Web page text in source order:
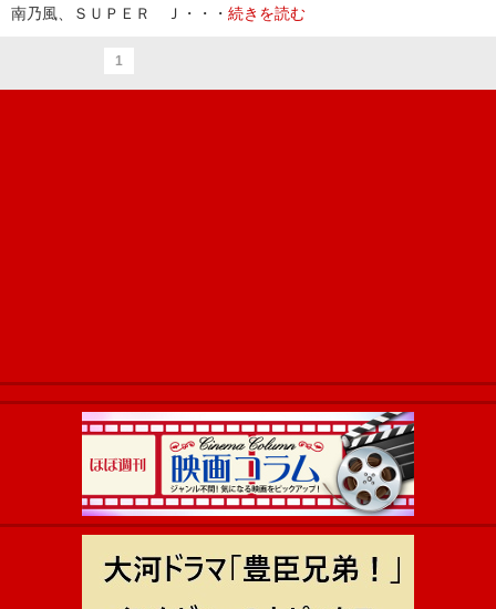
南乃風、ＳＵＰＥＲ Ｊ・・・ 続きを読む
1